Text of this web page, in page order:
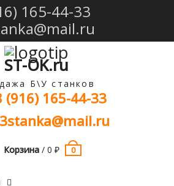
165-44-33
ST-OK.ru
Б\У станков
(916) 165-44-33
Корзина/ 0 ₽ 0